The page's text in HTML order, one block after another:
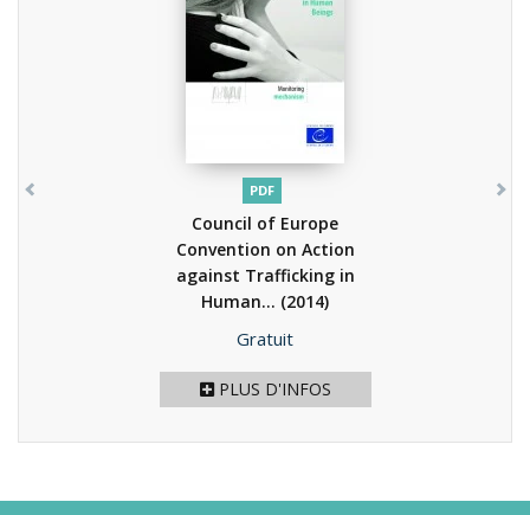
PDF
Council of Europe
Convention on Action
against Trafficking in
Human... (2014)
Prix
Gratuit
PLUS D'INFOS